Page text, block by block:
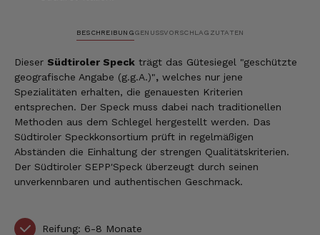
BESCHREIBUNGGENUSSVORSCHLAG ZUTATEN
Dieser Südtiroler Speck trägt das Gütesiegel "geschützte
geografische Angabe (g.g.A.)", welches nur jene
Spezialitäten erhalten, die genauesten Kriterien
entsprechen. Der Speck muss dabei nach traditionellen
Methoden aus dem Schlegel hergestellt werden. Das
Südtiroler Speckkonsortium prüft in regelmäßigen
Abständen die Einhaltung der strengen Qualitätskriterien.
Der Südtiroler SEPP'Speck überzeugt durch seinen
unverkennbaren und authentischen Geschmack.
Reifung: 6-8 Monate